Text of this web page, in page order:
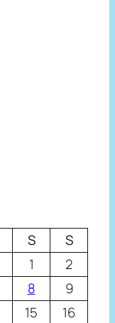
S
S
1
2
8
9
15
16